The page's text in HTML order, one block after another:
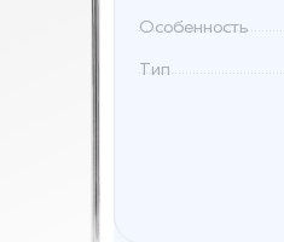
Особенность
Тип